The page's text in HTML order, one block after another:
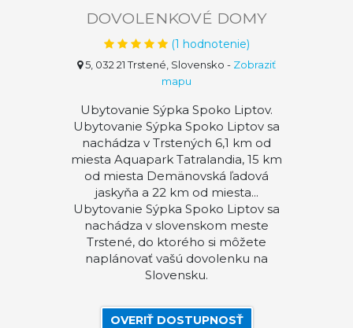
DOVOLENKOVÉ DOMY
(1 hodnotenie)
5, 032 21 Trstené, Slovensko - Zobraziť
mapu
Ubytovanie Sýpka Spoko Liptov.
Ubytovanie Sýpka Spoko Liptov sa
nachádza v Trstených 6,1 km od
miesta Aquapark Tatralandia, 15 km
od miesta Demänovská ľadová
jaskyňa a 22 km od miesta...
Ubytovanie Sýpka Spoko Liptov sa
nachádza v slovenskom meste
Trstené, do ktorého si môžete
naplánovať vašú dovolenku na
Slovensku.
OVERIŤ DOSTUPNOSŤ